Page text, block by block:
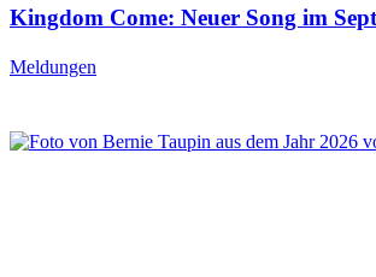
Kingdom Come: Neuer Song im
Meldungen